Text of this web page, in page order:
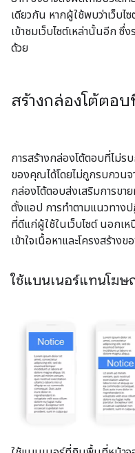
เดียวกัน หากผู้ใช้พบว่าเว็บไ
เข้าชมเว็บไซต์เหล่านั้นอีก ซึ่
ด้วย
สร้างกล่องโต้ตอ
การสร้างกล่องโต้ตอบที่ไม่ร
ของคุณได้โดยไม่ถูกรบกวน
กล่องโต้ตอบส่งเสริมการขา
ตั้งแอป การทำตามแนวทาง
ที่ดีแก่ผู้ใช้ในเว็บไซต์ นอกเ
เข้าใจเนื้อหาและโครงสร้างข
ใช้แบนเนอร์แทนโฆษ